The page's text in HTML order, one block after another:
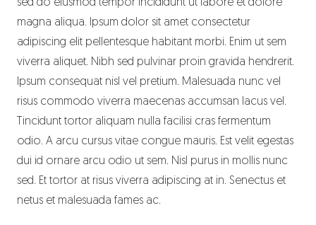
sed do eiusmod tempor incididunt ut labore et dolore
magna aliqua. Ipsum dolor sit amet consectetur
adipiscing elit pellentesque habitant morbi. Enim ut sem
viverra aliquet. Nibh sed pulvinar proin gravida hendrerit.
Ipsum consequat nisl vel pretium. Malesuada nunc vel
risus commodo viverra maecenas accumsan lacus vel.
Tincidunt tortor aliquam nulla facilisi cras fermentum
odio. A arcu cursus vitae congue mauris. Est velit egestas
dui id ornare arcu odio ut sem. Nisl purus in mollis nunc
sed. Et tortor at risus viverra adipiscing at in. Senectus et
netus et malesuada fames ac.